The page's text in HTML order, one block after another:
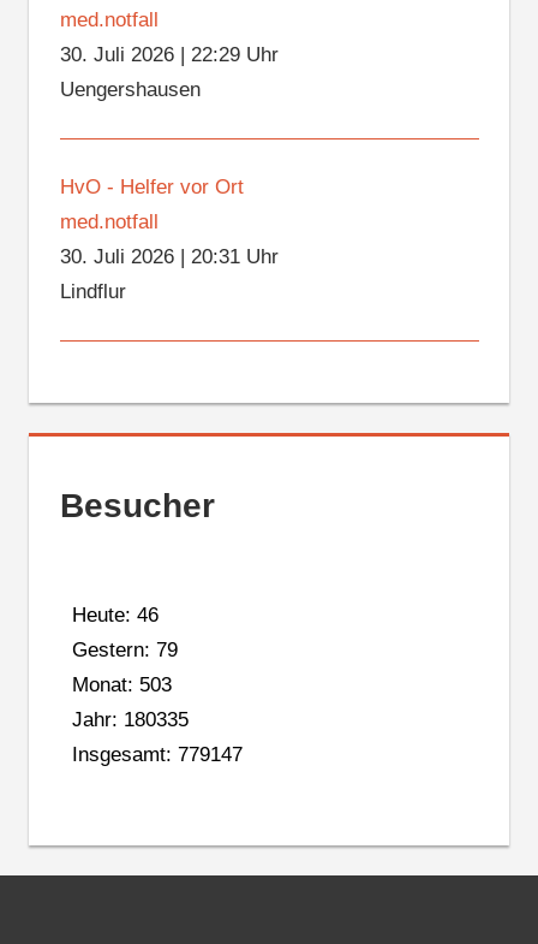
med.notfall
30. Juli 2026| 22:29 Uhr
Uengershausen
HvO - Helfer vor Ort
med.notfall
30. Juli 2026| 20:31 Uhr
Lindflur
Besucher
Heute: 46
Gestern: 79
Monat: 503
Jahr: 180335
Insgesamt: 779147